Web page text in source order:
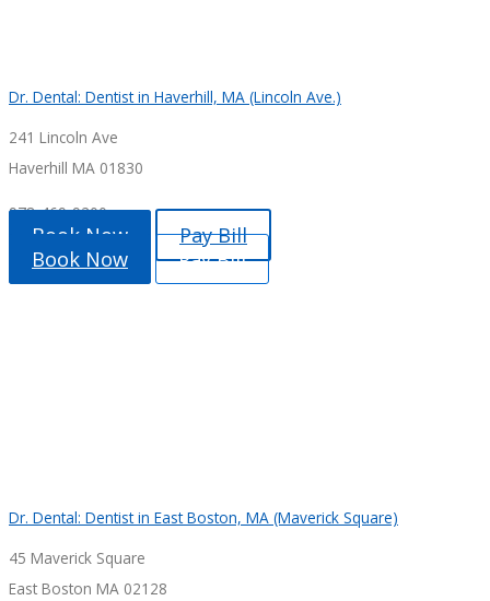
Dr. Dental: Dentist in Haverhill, MA (Lincoln Ave.)
241 Lincoln Ave
Haverhill MA 01830
978-469-9200
Book Now
Pay Bill
Book Now
Pay Bill
Dr. Dental: Dentist in East Boston, MA (Maverick Square)
45 Maverick Square
East Boston MA 02128